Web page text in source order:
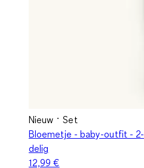
Nieuw
Set
Bloemetje - baby-outfit - 2-
delig
12,99 €